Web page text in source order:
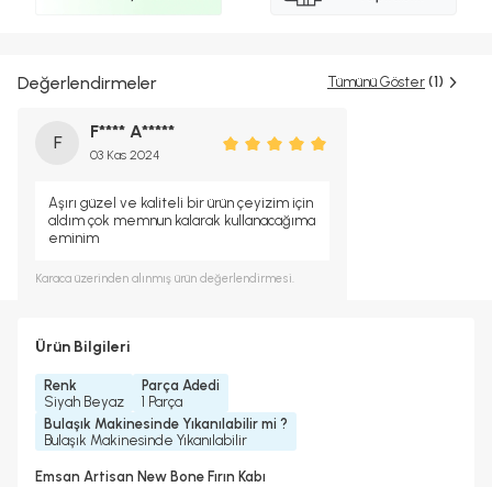
Değerlendirmeler Tümünü Göster (1)
F
F**** A*****
03 Kas 2024
Aşırı güzel ve kaliteli bir ürün çeyizim için
aldım çok memnun kalarak kullanacağıma
eminim
Karaca üzerinden alınmış ürün değerlendirmesi.
Ürün Bilgileri
Renk
Siyah Beyaz
Parça Adedi
1 Parça
Bulaşık Makinesinde Yıkanılabilir mi ?
Bulaşık Makinesinde Yıkanılabilir
Emsan Artisan New Bone Fırın Kabı